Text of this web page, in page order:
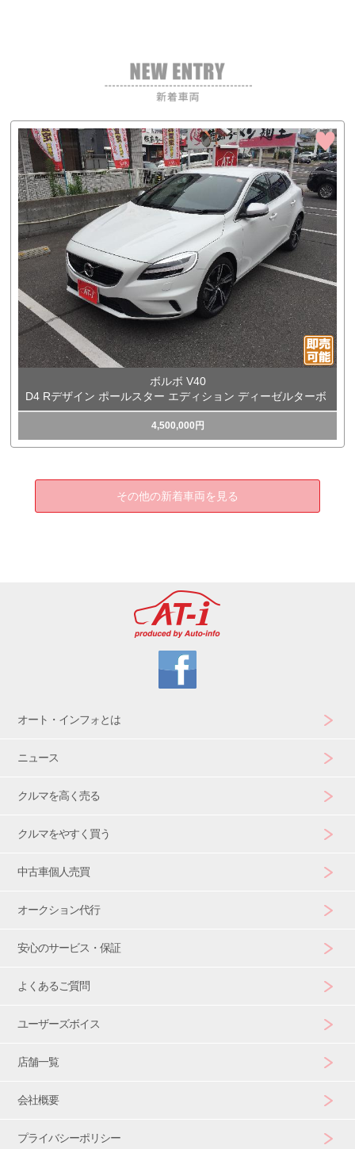
ボルボ V40
D4 Rデザイン ポールスター エディション ディーゼルターボ
4,500,000円
その他の新着車両を見る
オート・インフォとは
ニュース
クルマを高く売る
クルマをやすく買う
中古車個人売買
オークション代行
安心のサービス・保証
よくあるご質問
ユーザーズボイス
店舗一覧
会社概要
プライバシーポリシー